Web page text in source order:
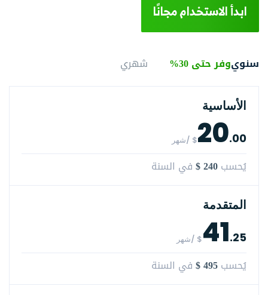
ابدأ الاستخدام مجانًا
سنويوفر حتى 30% شهري
الأساسية
20.00 $ /شهر
يُحسب $ 240 في السنة
المتقدمة
41.25 $ /شهر
يُحسب $ 495 في السنة